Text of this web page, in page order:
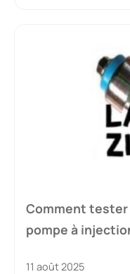
Comment
pompe à
11 août 2025